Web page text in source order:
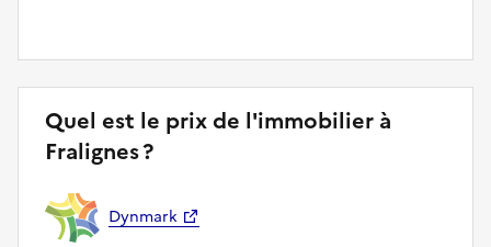
Quel est le prix de l'immobilier à
Fralignes ?
Dynmark